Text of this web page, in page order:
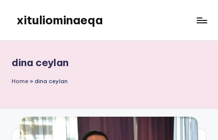
content
xituliominaeqa
dina ceylan
Home » dina ceylan